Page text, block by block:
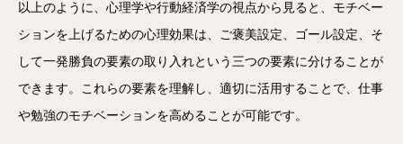
以上のように、心理学や行動経済学の視点から見ると、モチベー
ションを上げるための心理効果は、ご褒美設定、ゴール設定、そ
して一発勝負の要素の取り入れという三つの要素に分けることが
できます。これらの要素を理解し、適切に活用することで、仕事
や勉強のモチベーションを高めることが可能です。